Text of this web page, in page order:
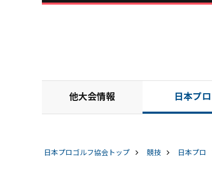
他大会情報 日本プロ
日本プロゴルフ協会 トップ 競技 日本プロ